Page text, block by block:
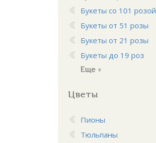
Букеты со 101 розой
Букеты от 51 розы
Букеты от 21 розы
Букеты до 19 роз
Еще
Цветы
Пионы
Тюльпаны